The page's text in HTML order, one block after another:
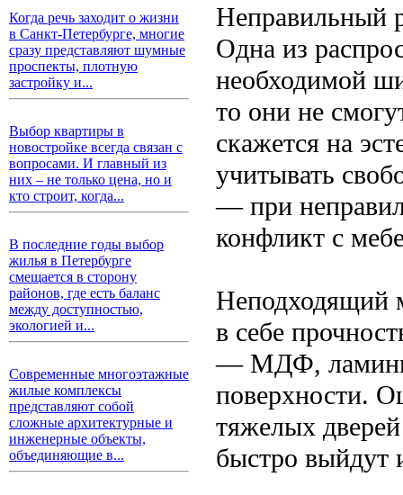
Когда речь заходит о жизни
в Санкт-Петербурге, многие
сразу представляют шумные
проспекты, плотную
застройку и...
Выбор квартиры в
новостройке всегда связан с
вопросами. И главный из
них – не только цена, но и
кто строит, когда...
В последние годы выбор
жилья в Петербурге
смещается в сторону
районов, где есть баланс
между доступностью,
экологией и...
Современные многоэтажные
жилые комплексы
представляют собой
сложные архитектурные и
инженерные объекты,
объединяющие в...
Неправильный
Одна из
необходимой
то они не
скажется на
учитывать
— при
конфликт с
Неподходящий
в себе
— МДФ,
поверхности.
тяжелых
быстро выйдут